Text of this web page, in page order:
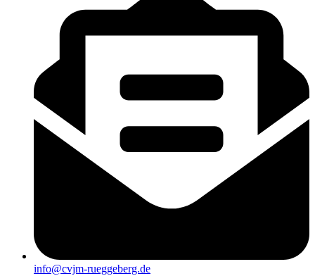
info@cvjm-rueggeberg.de